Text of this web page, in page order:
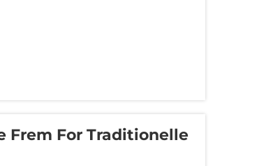
Frem For Traditionelle